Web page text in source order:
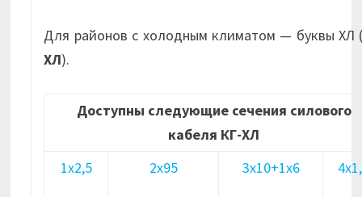
Для районов с холодным климатом — буквы ХЛ
ХЛ).
Доступны следующие сечения силового
кабеля КГ-ХЛ
1х2,5
2х95 3х10+1х6